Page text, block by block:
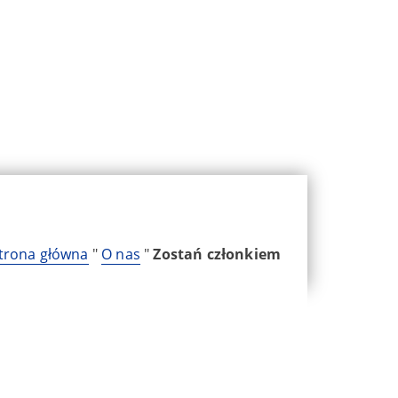
główna " O nas "Zostań członkiem